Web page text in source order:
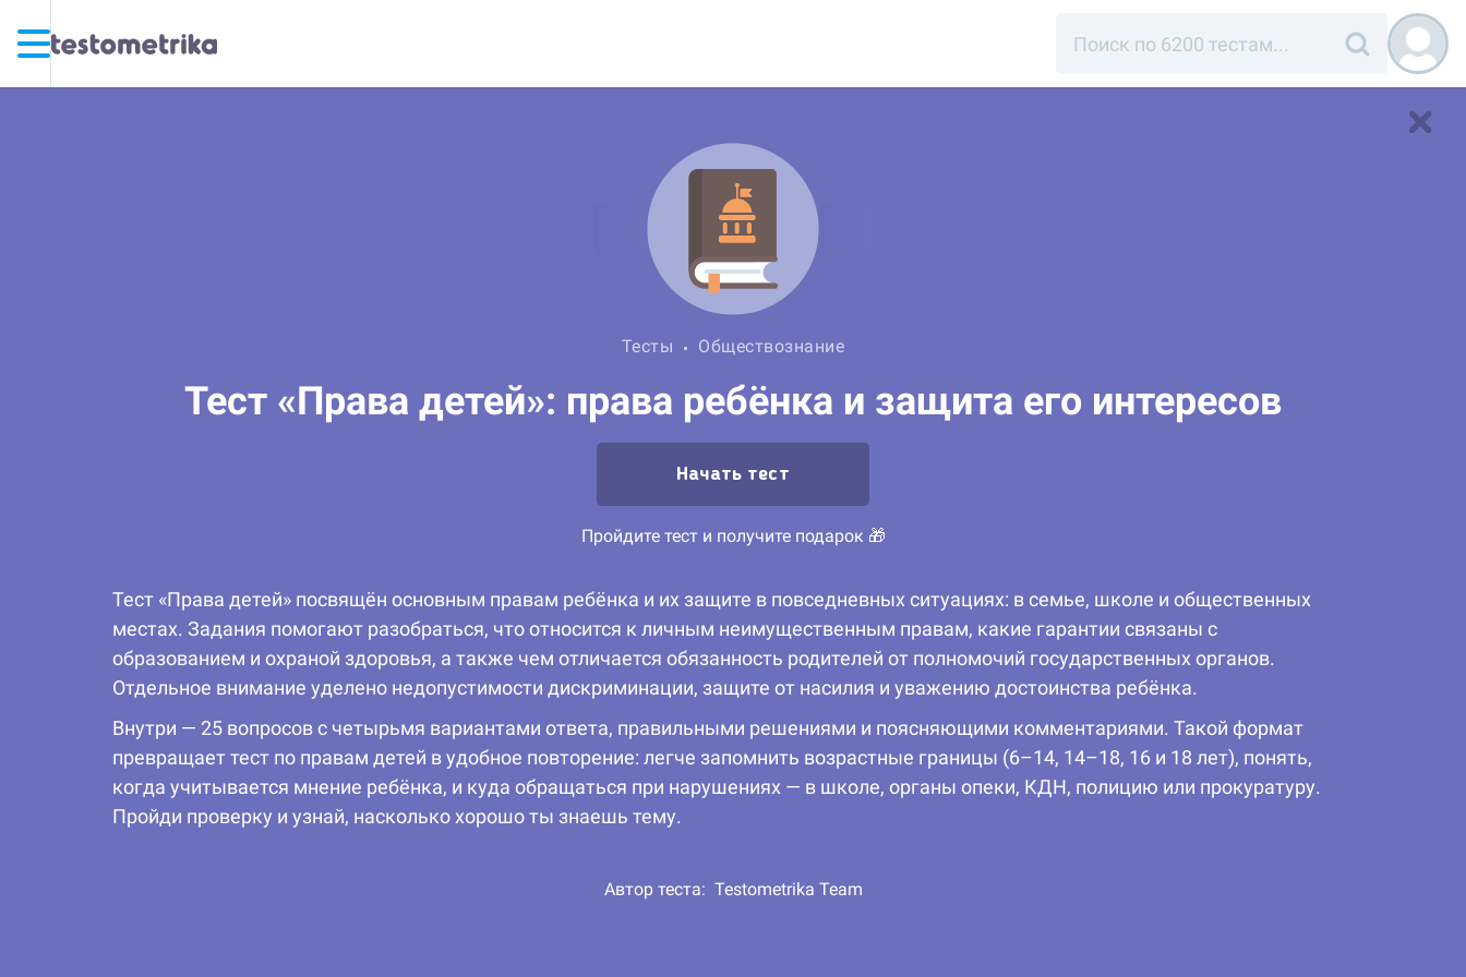
Тесты Обществознание
Тест «Права детей»: права ребёнка и защита его интересов
Начать тест
Пройдите тест и получите подарок 🎁
Тест «Права детей» посвящён основным правам ребёнка и их защите в повседневных ситуациях: в семье, школе и общественных
местах. Задания помогают разобраться, что относится к личным неимущественным правам, какие гарантии связаны с
образованием и охраной здоровья, а также чем отличается обязанность родителей от полномочий государственных органов.
Отдельное внимание уделено недопустимости дискриминации, защите от насилия и уважению достоинства ребёнка.
Внутри — 25 вопросов с четырьмя вариантами ответа, правильными решениями и поясняющими комментариями. Такой формат
превращает тест по правам детей в удобное повторение: легче запомнить возрастные границы (6–14, 14–18, 16 и 18 лет), понять,
когда учитывается мнение ребёнка, и куда обращаться при нарушениях — в школе, органы опеки, КДН, полицию или прокуратуру.
Пройди проверку и узнай, насколько хорошо ты знаешь тему.
Автор теста: Testometrika Team